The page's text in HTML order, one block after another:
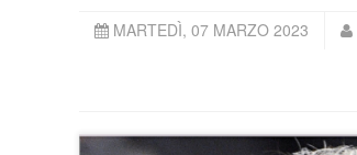
MARTEDÌ, 07 MARZO 2023